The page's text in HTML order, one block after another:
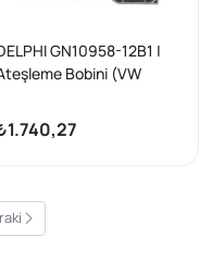
GN10958-12B1 |
Bobini (VW
Polo 15 -) Cyvd-Czcb-
Cjza-Cxsa-Cpta